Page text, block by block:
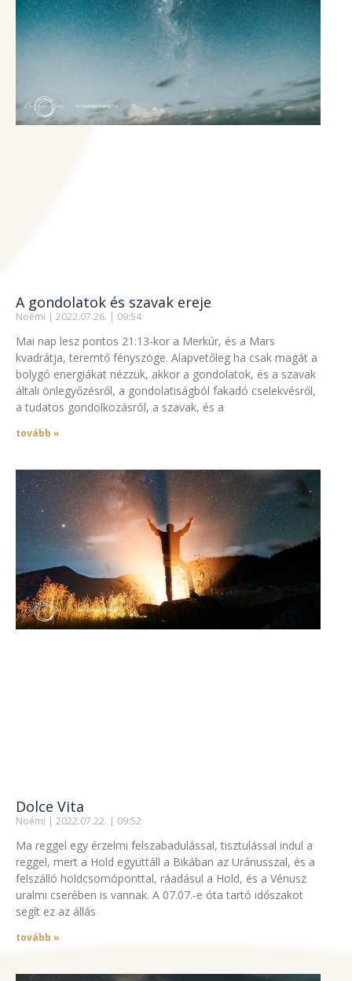
A gondolatok és szavak ereje
Noémi 2022.07.26. 09:54
Mai nap lesz pontos 21:13-kor a Merkúr, és a Mars
kvadrátja, teremtő fényszöge. Alapvetőleg ha csak magát a
bolygó energiákat nézzük, akkor a gondolatok, és a szavak
általi önlegyőzésről, a gondolatiságból fakadó cselekvésről,
a tudatos gondolkozásról, a szavak, és a
tovább »
Dolce Vita
Noémi 2022.07.22. 09:52
Ma reggel egy érzelmi felszabadulással, tisztulással indul a
reggel, mert a Hold együttáll a Bikában az Uránusszal, és a
felszálló holdcsomóponttal, ráadásul a Hold, és a Vénusz
uralmi cserében is vannak. A 07.07.-e óta tartó időszakot
segít ez az állás
tovább »